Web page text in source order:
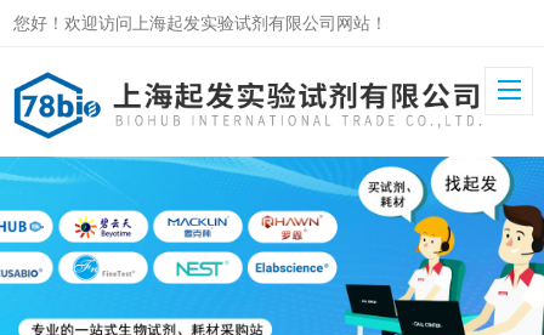
您好！欢迎访问上海起发实验试剂有限公司网站！